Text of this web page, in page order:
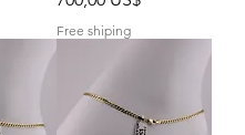
Free shiping